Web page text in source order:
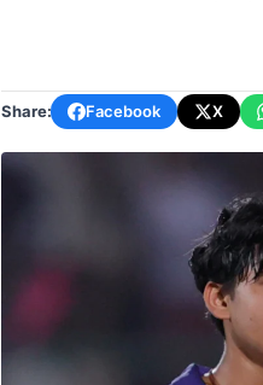
Share: Facebook X